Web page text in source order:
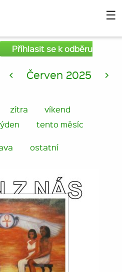
☰
Příhlasit se k odběru
< Červen 2025 >
zítra
víkend
tento měsíc
ostatní